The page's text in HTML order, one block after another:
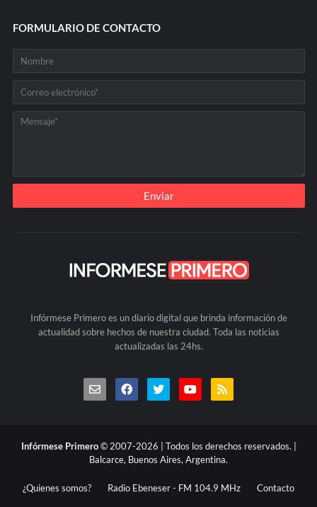
FORMULARIO DE CONTACTO
Infórmese Primero es un diario digital que brinda información de
actualidad sobre hechos de nuestra ciudad. Toda las noticias
actualizadas las 24hs.
Infórmese Primero© 2007-2026 | Todos los derechos reservados. |
Balcarce, Buenos Aires, Argentina.
¿Quienes somos? Radio Ebeneser - FM 104.9 MHz Contacto